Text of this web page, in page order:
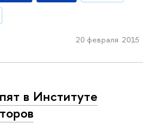
20 февраля 2015
в Институте